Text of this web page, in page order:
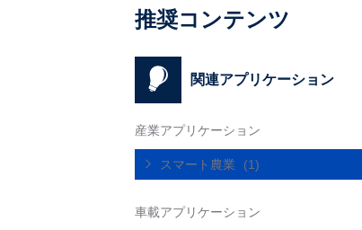
推奨コンテンツ
関連アプリケーション
産業アプリケーション
スマート農業 (1)
車載アプリケーション